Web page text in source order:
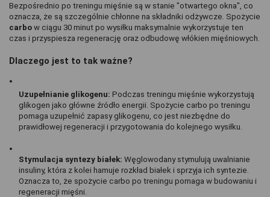
Bezpośrednio po treningu mięśnie są w stanie "otwartego okna", co
carbo w ciągu 30 minut po wysiłku maksymalnie wykorzystuje ten
czas i przyspiesza regenerację oraz odbudowę włókien mięśniowych.
Dlaczego jest to tak ważne?
Uzupełnianie glikogenu: Podczas treningu mięśnie wykorzystują
glikogen jako główne źródło energii. Spożycie carbo po treningu
pomaga uzupełnić zapasy glikogenu, co jest niezbędne do
prawidłowej regeneracji i przygotowania do kolejnego wysiłku.
Stymulacja syntezy białek: Węglowodany stymulują uwalnianie
insuliny, która z kolei hamuje rozkład białek i sprzyja ich syntezie.
Oznacza to, że spożycie carbo po treningu pomaga w budowaniu i
regeneracji mięśni.